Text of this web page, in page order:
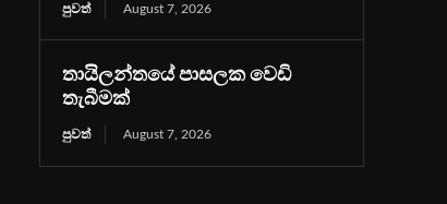
පුවත් August 7, 2026
තායිලන්තයේ පාසලක වෙඩි
තැබීමක්
පුවත් August 7, 2026